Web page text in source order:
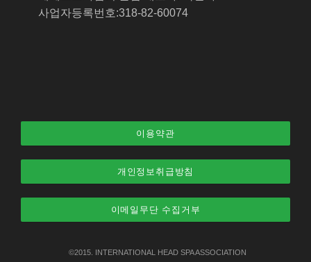
사업자등록번호:318-82-60074
이용약관
개인정보취급방침
이메일무단 수집거부
©2015. INTERNATIONAL HEAD SPAASSOCIATION